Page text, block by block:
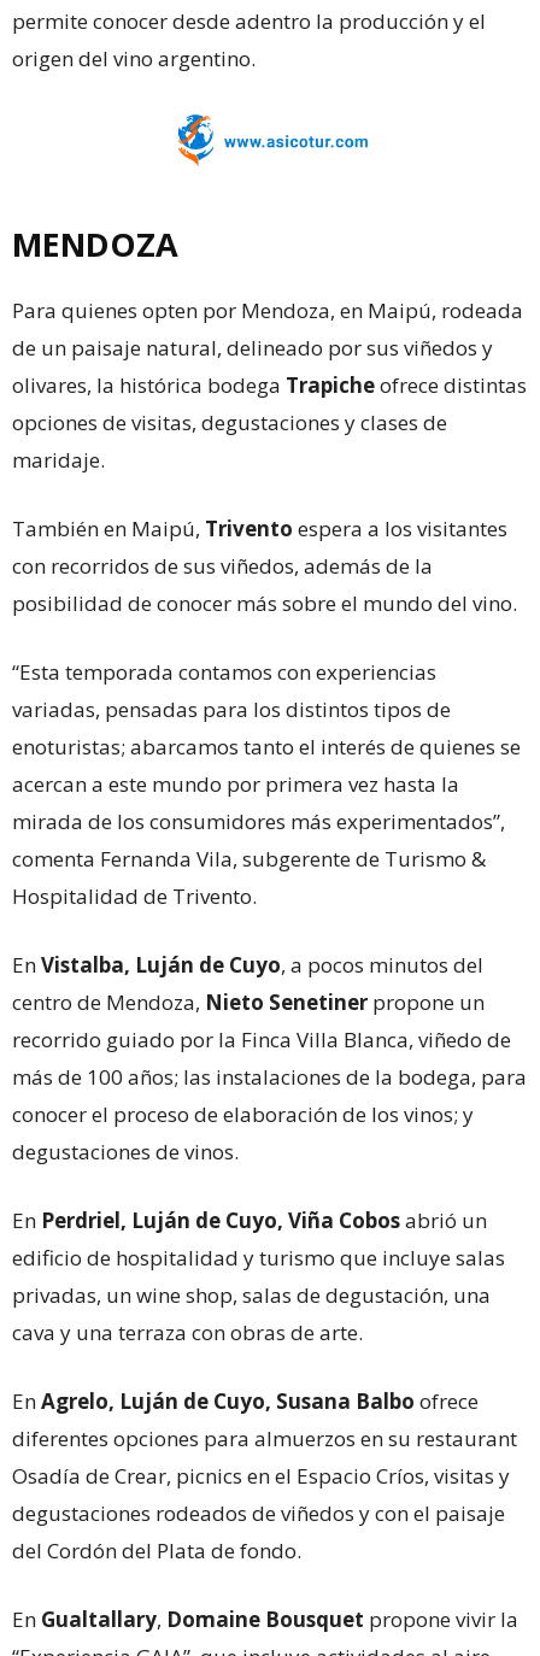
permite conocer desde adentro la producción y el
origen del vino argentino.
MENDOZA
Para quienes opten por Mendoza, en Maipú, rodeada
de un paisaje natural, delineado por sus viñedos y
olivares, la histórica bodega Trapicheofrece distintas
opciones de visitas, degustaciones y clases de
maridaje.
También en Maipú, Trivento espera a los visitantes
con recorridos de sus viñedos, además de la
posibilidad de conocer más sobre el mundo del vino.
“Esta temporada contamos con experiencias
variadas, pensadas para los distintos tipos de
enoturistas; abarcamos tanto el interés de quienes se
acercan a este mundo por primera vez hasta la
mirada de los consumidores más experimentados”,
comenta Fernanda Vila, subgerente de Turismo &
Hospitalidad de Trivento.
EnVistalba, Luján de Cuyo, a pocos minutos del
centro de Mendoza, Nieto Senetiner propone un
recorrido guiado por la Finca Villa Blanca, viñedo de
más de 100 años; las instalaciones de la bodega, para
conocer el proceso de elaboración de los vinos; y
degustaciones de vinos.
En Perdriel, Luján de Cuyo, Viña Cobosabrió un
edificio de hospitalidad y turismo que incluye salas
privadas, un wine shop, salas de degustación, una
cava y una terraza con obras de arte.
EnAgrelo, Luján de Cuyo, Susana Balbo ofrece
diferentes opciones para almuerzos en su restaurant
Osadía de Crear, picnics en el Espacio Críos, visitas y
degustaciones rodeados de viñedos y con el paisaje
del Cordón del Plata de fondo.
En Gualtallary, Domaine Bousquet propone vivir la